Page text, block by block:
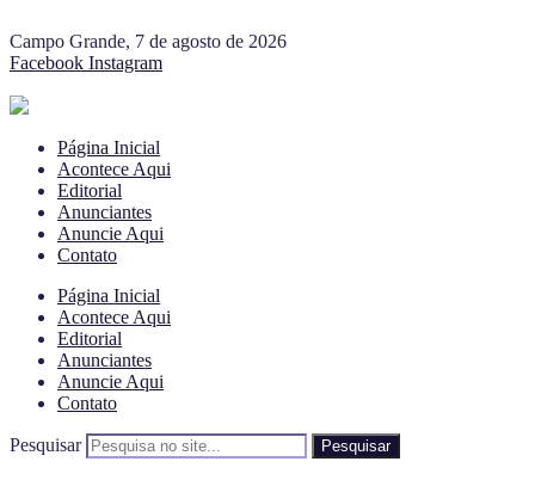
Campo Grande, 7 de agosto de 2026
Facebook Instagram
Página Inicial
Acontece Aqui
Editorial
Anunciantes
Anuncie Aqui
Contato
Página Inicial
Acontece Aqui
Editorial
Anunciantes
Anuncie Aqui
Contato
Pesquisar Pesquisar